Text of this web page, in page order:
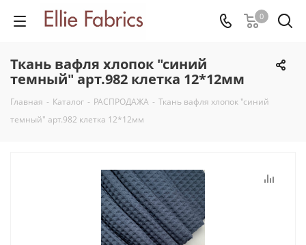
0
Ткань вафля хлопок "синий
темный" арт.982 клетка 12*12мм
Главная - Каталог - РАСПРОДАЖА - Ткань вафля хлопок "синий
темный" арт.982 клетка 12*12мм